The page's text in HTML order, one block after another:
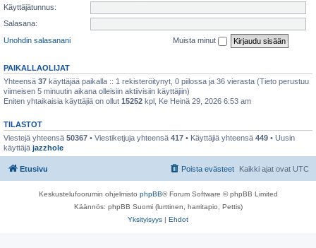
Käyttäjätunnus:
Salasana:
Unohdin salasanani
Muista minut
PAIKALLAOLIJAT
Yhteensä 37 käyttäjää paikalla :: 1 rekisteröitynyt, 0 piilossa ja 36 vierasta (Tieto perustuu
viimeisen 5 minuutin aikana olleisiin aktiivisiin käyttäjiin)
Eniten yhtaikaisia käyttäjiä on ollut 15252 kpl, Ke Heinä 29, 2026 6:53 am
TILASTOT
Viestejä yhteensä 50367 • Viestiketjuja yhteensä 417 • Käyttäjiä yhteensä 449 • Uusin
käyttäjä jazzhole
Etusivu Kaikki ajat ovat UTC
Poista evästeet
Keskustelufoorumin ohjelmisto phpBB® Forum Software © phpBB Limited
Käännös: phpBB Suomi (lurttinen, harritapio, Pettis)
Yksityisyys | Ehdot